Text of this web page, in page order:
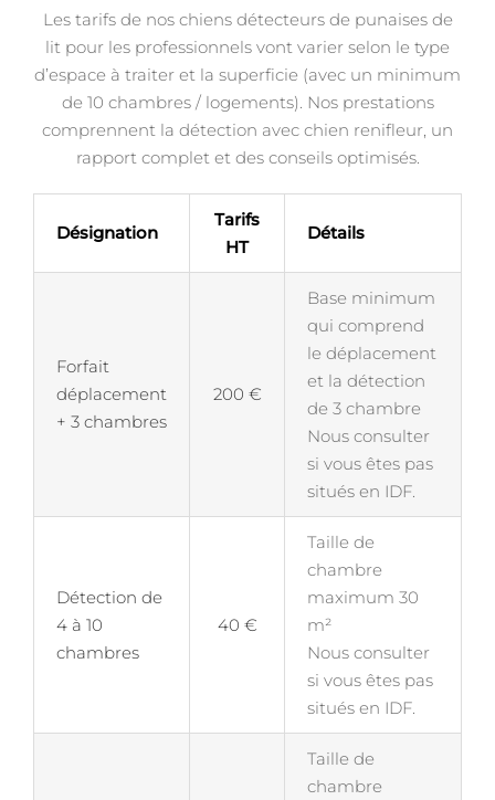
Les tarifs de nos chiens détecteurs de punaises de
lit pour les professionnels vont varier selon le type
d’espace à traiter et la superficie (avec un minimum
de 10 chambres / logements). Nos prestations
comprennent la détection avec chien renifleur, un
rapport complet et des conseils optimisés.
Désignation
Tarifs
HT
Détails
Forfait
déplacement
+ 3 chambres
200 €
Base minimum
qui comprend
le déplacement
et la détection
de 3 chambre
Nous consulter
si vous êtes pas
situés en IDF.
Détection de
4 à 10
chambres
40 €
Taille de
chambre
maximum 30
m²
Nous consulter
si vous êtes pas
situés en IDF.
Taille de
chambre